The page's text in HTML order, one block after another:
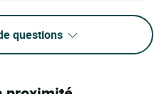
questions